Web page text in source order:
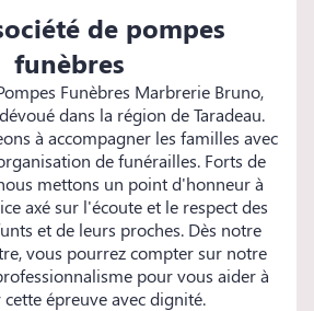
de pompes
funèbres
Funèbres Marbrerie Bruno,
dans la région de Taradeau.
à accompagner les familles avec
de funérailles. Forts de
mettons un point d'honneur à
axé sur l'écoute et le respect des
et de leurs proches. Dès notre
vous pourrez compter sur notre
pour vous aider à
épreuve avec dignité.